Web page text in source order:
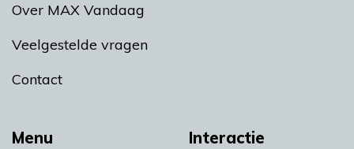
Menu Interactie
Over MAX Vandaag
Veelgestelde vragen
Contact